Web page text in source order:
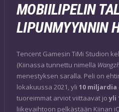
MOBIILIPELIN
LIPUNMYYNNIN
Tencent Gamesin TiMi Studion
(Kiinassa tunnettu nimellä
menestyksen saralla. Peli on
lokakuussa 2021, yli 10
tuoreimmat arviot viittaavat joyli
liikevaihtoon pelkästään Kiinan